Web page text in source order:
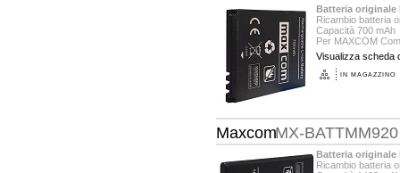
Batteria originale
Ricambio batteria
Capacità 700 mAh
Per MAXCOM
Visualizza scheda
IN MAGAZZINO
MaxcomMX-BATTMM920
Batteria originale
Ricambio batteria